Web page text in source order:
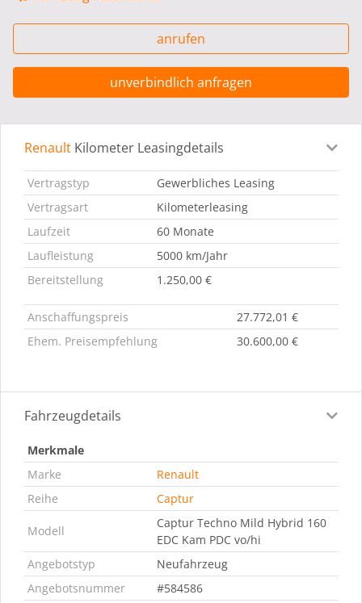
anrufen
unverbindlich anfragen
Leasingdetails Fahrzeugdetails
Renault Kilometer Leasingdetails
Vertragstyp
Gewerbliches Leasing
Vertragsart
Kilometerleasing
Laufzeit
60 Monate
Laufleistung
5000 km/Jahr
Bereitstellung
1.250,00 €
Anschaffungspreis
27.772,01 €
Ehem. Preisempfehlung
30.600,00 €
Fahrzeugdetails
Merkmale
Marke
Renault
Reihe
Captur
Modell
Captur Techno Mild Hybrid 160
EDC Kam PDC vo/hi
Angebotstyp
Neufahrzeug
Angebotsnummer
#584586